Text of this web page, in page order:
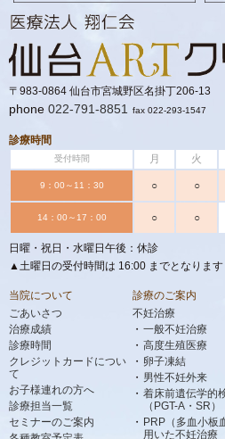
〒983-0864 仙台市宮城野区名掛丁206-13
phone 022-791-8851 fax 022-293-1547
診療時間
受付時間 月 火
9：00～11：30 ○ ○
14：00～17：00 ○ ○
日曜・祝日・水曜日午後：休診
▲土曜日の受付時間は 16:00 までとなります
当院について
ごあいさつ
治療成績
診療時間
クレジットカードについ
て
お子様連れの方へ
診療担当一覧
セミナーのご案内
診療のご案内
不妊治療
一般不妊治療
高度生殖医療
卵子凍結
男性不妊外来
着床前遺伝学的
（PGT-A・SR）
PRP（多血小板
用いた不妊治療